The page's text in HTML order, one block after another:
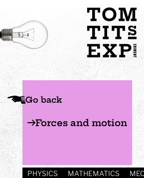
Go back
Forces and motion
PHYSICS MATHEMATICS